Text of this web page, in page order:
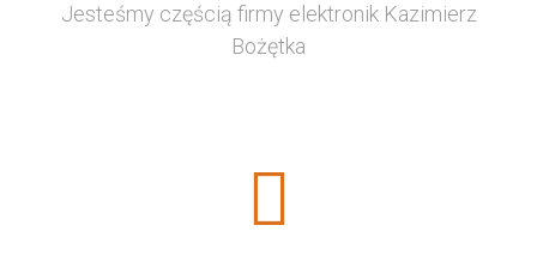
Jesteśmy częścią firmy elektronik Kazimierz
Bożętka